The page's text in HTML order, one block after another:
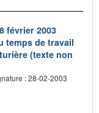
février 2003
temps de travail
(texte non
: 28-02-2003